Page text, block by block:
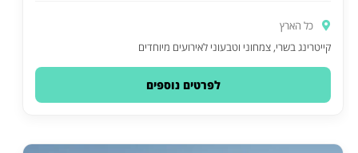
כל הארץ
קייטרינג בשרי, צמחוני וטבעוני לאירועים מיוחדים
לפרטים נוספים